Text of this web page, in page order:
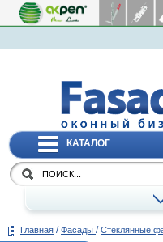
КАТАЛОГ
Главная / Фасады / Стеклянные